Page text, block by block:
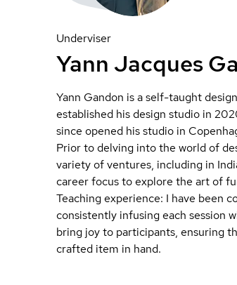
Underviser
Yann Jacques
Yann Gandon is a self-taught
established his design studio in
since opened his studio in
Prior to delving into the world of
variety of ventures, including in
career focus to explore the art of
Teaching experience: I have been
consistently infusing each session
bring joy to participants, ensuring
crafted item in hand.